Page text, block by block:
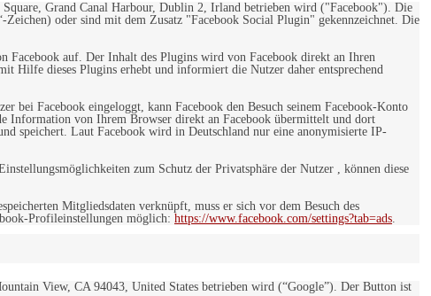
Grand Canal Harbour, Dublin 2, Irland betrieben wird ("Facebook"). Die
oder sind mit dem Zusatz "Facebook Social Plugin" gekennzeichnet. Die
Facebook auf. Der Inhalt des Plugins wird von Facebook direkt an Ihren
Hilfe dieses Plugins erhebt und informiert die Nutzer daher entsprechend
bei Facebook eingeloggt, kann Facebook den Besuch seinem Facebook-Konto
Information von Ihrem Browser direkt an Facebook übermittelt und dort
speichert. Laut Facebook wird in Deutschland nur eine anonymisierte IP-
zum Schutz der Privatsphäre der Nutzer , können diese
Mitgliedsdaten verknüpft, muss er sich vor dem Besuch des
Profileinstellungen möglich: https://www.facebook.com/settings?tab=ads.
View, CA 94043, United States betrieben wird (“Google”). Der Button ist